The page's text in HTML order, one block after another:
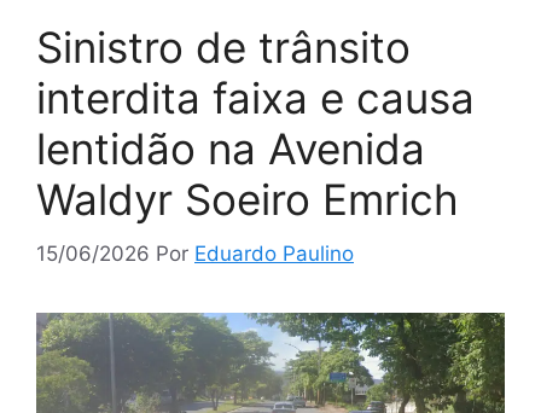
Sinistro de trânsito
interdita faixa e causa
lentidão na Avenida
Waldyr Soeiro Emrich
15/06/2026 Por Eduardo Paulino